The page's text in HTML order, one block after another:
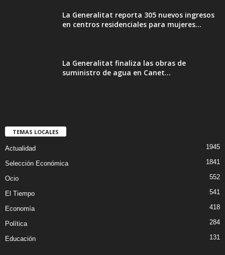
La Generalitat reporta 305 nuevos ingresos
en centros residenciales para mujeres...
La Generalitat finaliza las obras de
suministro de agua en Canet...
TEMAS LOCALES
Actualidad 1945
Selección Económica 1841
Ocio 552
El Tiempo 541
Economía 418
Política 284
Educación 131